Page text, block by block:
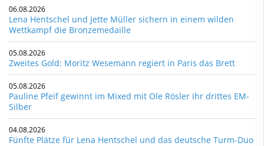
06.08.2026
Lena Hentschel und Jette Müller sichern in einem wilden
Wettkampf die Bronzemedaille
05.08.2026
Zweites Gold: Moritz Wesemann regiert in Paris das Brett
05.08.2026
Pauline Pfeif gewinnt im Mixed mit Ole Rösler ihr drittes EM-
Silber
04.08.2026
Fünfte Plätze für Lena Hentschel und das deutsche Turm-Duo